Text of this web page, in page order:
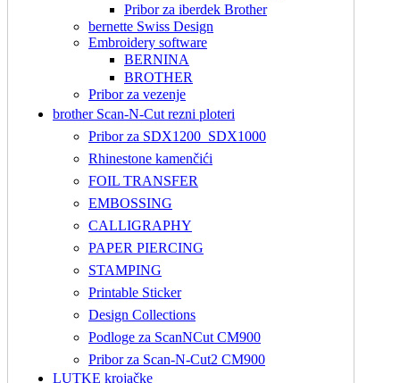
Pribor za iberdek Brother
bernette Swiss Design
Embroidery software
BERNINA
BROTHER
Pribor za vezenje
brother Scan-N-Cut rezni ploteri
Pribor za SDX1200_SDX1000
Rhinestone kamenčići
FOIL TRANSFER
EMBOSSING
CALLIGRAPHY
PAPER PIERCING
STAMPING
Printable Sticker
Design Collections
Podloge za ScanNCut CM900
Pribor za Scan-N-Cut2 CM900
LUTKE krojačke